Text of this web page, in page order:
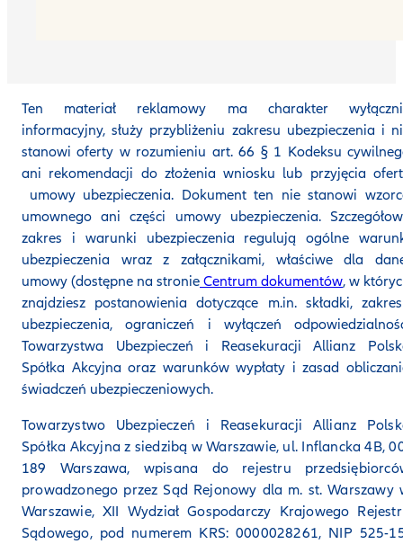
Ten materiał reklamowy ma charakter
informacyjny, służy przybliżeniu zakresu ubezpieczenia i
stanowi oferty w rozumieniu art. 66 § 1 Kodeksu
ani rekomendacji do złożenia wniosku lub przyjęcia
umowy ubezpieczenia. Dokument ten nie stanowi
umownego ani części umowy ubezpieczenia.
zakres i warunki ubezpieczenia regulują ogólne
ubezpieczenia wraz z załącznikami, właściwe dla
umowy (dostępne na stronie Centrum dokumentów, w
znajdziesz postanowienia dotyczące m.in. składki,
ubezpieczenia, ograniczeń i wyłączeń
Towarzystwa Ubezpieczeń i Reasekuracji Allianz
Spółka Akcyjna oraz warunków wypłaty i zasad
świadczeń ubezpieczeniowych.
Towarzystwo Ubezpieczeń i Reasekuracji Allianz
Spółka Akcyjna z siedzibą w Warszawie, ul. Inflancka 4B,
189 Warszawa, wpisana do rejestru
prowadzonego przez Sąd Rejonowy dla m. st. Warszawy
Warszawie, XII Wydział Gospodarczy Krajowego
Sądowego, pod numerem KRS: 0000028261, NIP 525-